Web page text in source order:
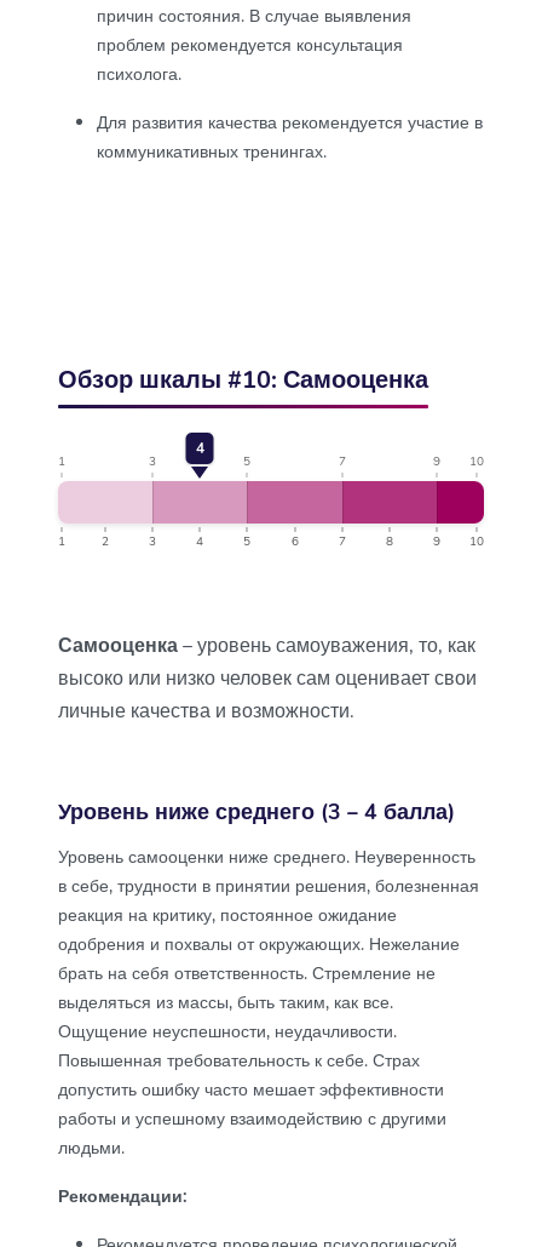
причин состояния. В случае выявления
проблем рекомендуется консультация
психолога.
Для развития качества рекомендуется участие в
коммуникативных тренингах.
Обзор шкалы #10: Самооценка
1 3 5 7 9 10
1 2 3 4 5 6 7 8 9 10
4
Самооценка– уровень самоуважения, то, как
высоко или низко человек сам оценивает свои
личные качества и возможности.
Уровень ниже среднего (3 – 4 балла)
Уровень самооценки ниже среднего. Неуверенность
в себе, трудности в принятии решения, болезненная
реакция на критику, постоянное ожидание
одобрения и похвалы от окружающих. Нежелание
брать на себя ответственность. Стремление не
выделяться из массы, быть таким, как все.
Ощущение неуспешности, неудачливости.
Повышенная требовательность к себе. Страх
допустить ошибку часто мешает эффективности
работы и успешному взаимодействию с другими
людьми.
Рекомендации: